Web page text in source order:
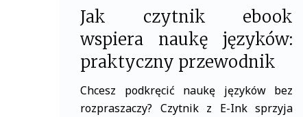
Jak czytnik ebook
wspiera naukę języków:
praktyczny przewodnik
Chcesz podkręcić naukę języków bez
rozpraszaczy? Czytnik z E-Ink sprzyja